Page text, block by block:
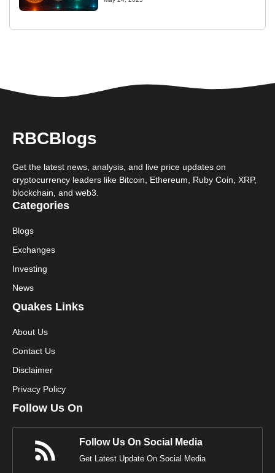
RBCBlogs
Get the latest news, analysis, and live price updates on
cryptocurrency leaders like Bitcoin, Ethereum, Ruby Coin, XRP,
blockchain, and web3.
Categories
Blogs
Exchanges
Investing
News
Quakes Links
About Us
Contact Us
Disclaimer
Privacy Policy
Follow Us On
Follow Us On Social Media
Get Latest Update On Social Media